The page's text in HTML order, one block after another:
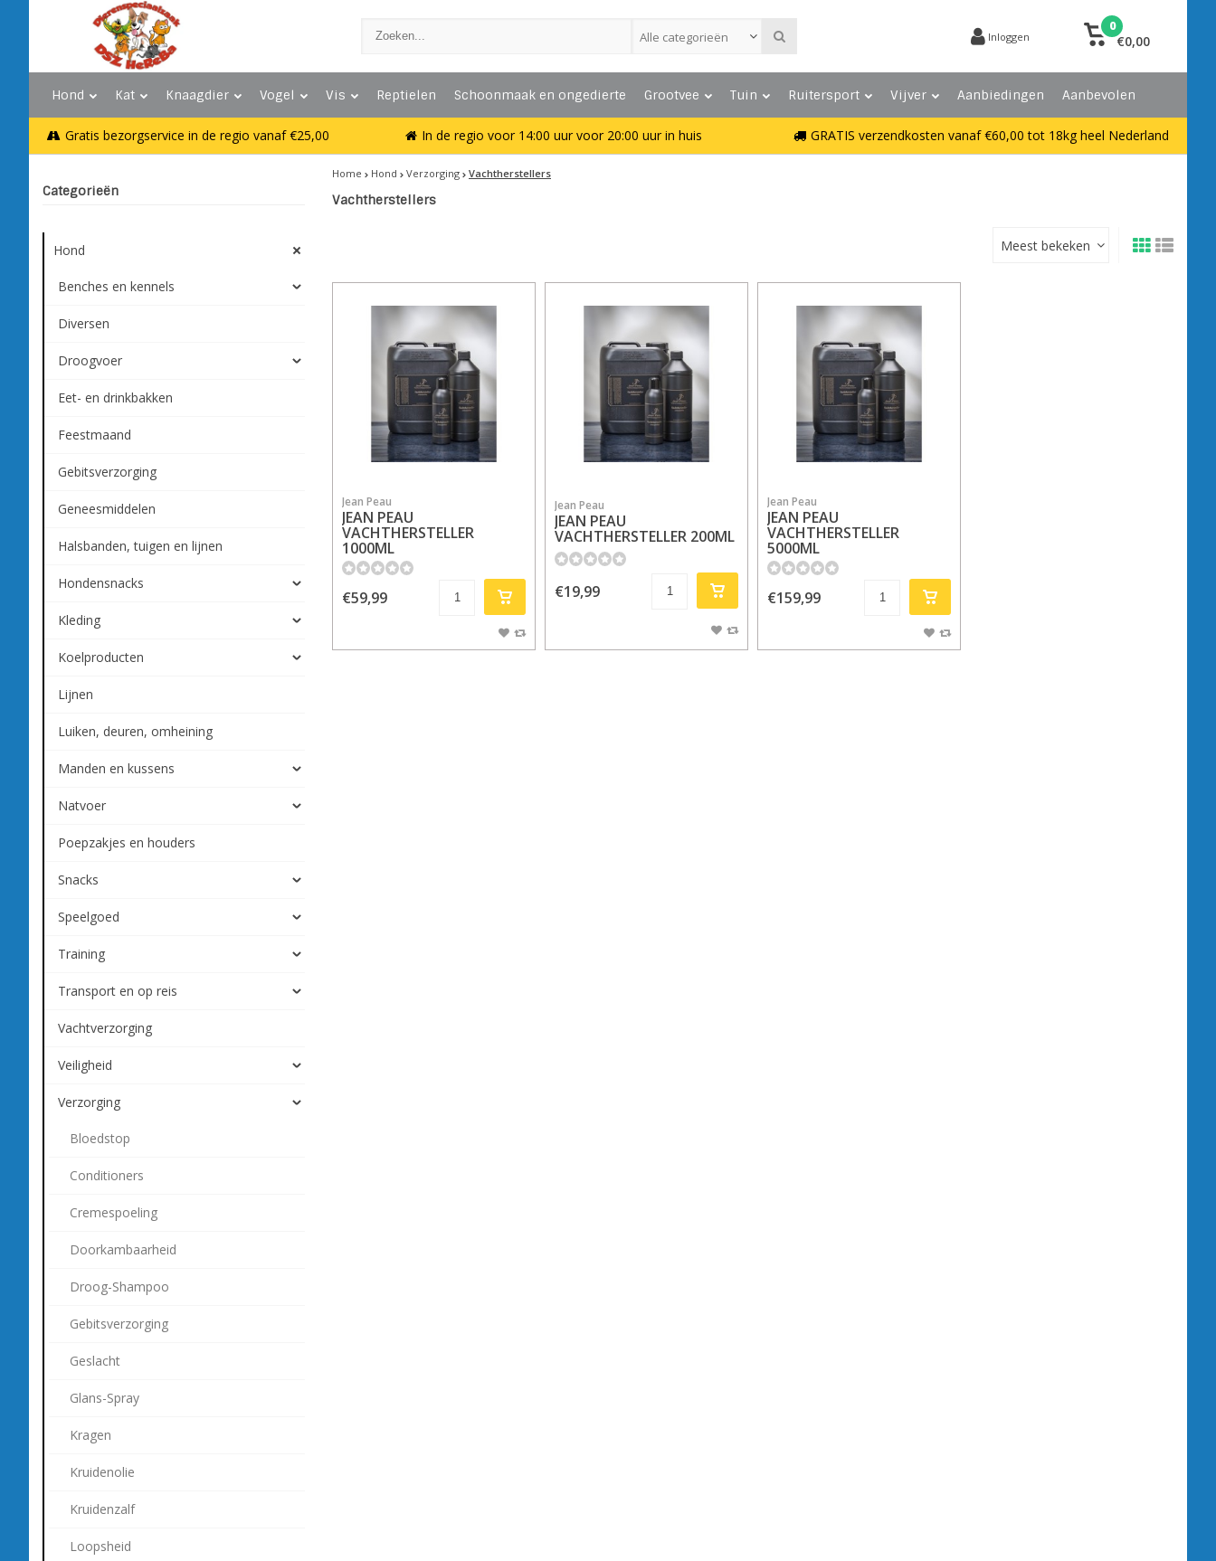
Alle categorieën Inloggen
0
€0,00
Hond Kat Knaagdier Vogel Vis Reptielen Schoonmaak en ongedierte Grootvee Tuin Ruitersport Vijver Aanbiedingen Aanbevolen
Gratis bezorgservice in de regio vanaf €25,00 In de regio voor 14:00 uur voor 20:00 uur in huis GRATIS verzendkosten vanaf €60,00 tot 18kg heel Nederland
Categorieën
Hond
Benches en kennels
Diversen
Droogvoer
Eet- en drinkbakken
Feestmaand
Gebitsverzorging
Geneesmiddelen
Halsbanden, tuigen en lijnen
Hondensnacks
Kleding
Koelproducten
Lijnen
Luiken, deuren, omheining
Manden en kussens
Natvoer
Poepzakjes en houders
Snacks
Speelgoed
Training
Transport en op reis
Vachtverzorging
Veiligheid
Verzorging
Bloedstop
Conditioners
Cremespoeling
Doorkambaarheid
Droog-Shampoo
Gebitsverzorging
Geslacht
Glans-Spray
Kragen
Kruidenolie
Kruidenzalf
Loopsheid
Home Hond Verzorging Vachtherstellers
Vachtherstellers
Meest bekeken
Jean Peau
JEAN PEAU
VACHTHERSTELLER
1000ML
€59,99
Jean Peau
JEAN PEAU
VACHTHERSTELLER 200ML
€19,99
Jean Peau
JEAN PEAU
VACHTHERSTELLER
5000ML
€159,99